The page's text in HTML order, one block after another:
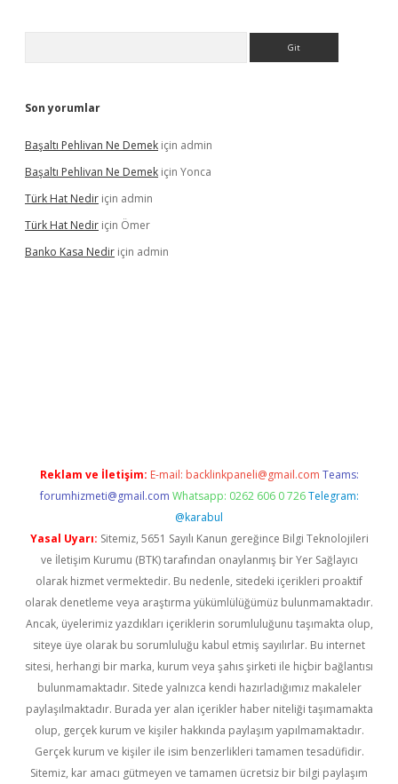
Son yorumlar
Başaltı Pehlivan Ne Demek için admin
Başaltı Pehlivan Ne Demek için Yonca
Türk Hat Nedir için admin
Türk Hat Nedir için Ömer
Banko Kasa Nedir için admin
Reklam ve İletişim: E-mail: backlinkpaneli@gmail.com Teams:
forumhizmeti@gmail.com Whatsapp: 0262 606 0 726 Telegram:
@karabul
Yasal Uyarı: Sitemiz, 5651 Sayılı Kanun gereğince Bilgi Teknolojileri
ve İletişim Kurumu (BTK) tarafından onaylanmış bir Yer Sağlayıcı
olarak hizmet vermektedir. Bu nedenle, sitedeki içerikleri proaktif
olarak denetleme veya araştırma yükümlülüğümüz bulunmamaktadır.
Ancak, üyelerimiz yazdıkları içeriklerin sorumluluğunu taşımakta olup,
siteye üye olarak bu sorumluluğu kabul etmiş sayılırlar. Bu internet
sitesi, herhangi bir marka, kurum veya şahıs şirketi ile hiçbir bağlantısı
bulunmamaktadır. Sitede yalnızca kendi hazırladığımız makaleler
paylaşılmaktadır. Burada yer alan içerikler haber niteliği taşımamakta
olup, gerçek kurum ve kişiler hakkında paylaşım yapılmamaktadır.
Gerçek kurum ve kişiler ile isim benzerlikleri tamamen tesadüfidir.
Sitemiz, kar amacı gütmeyen ve tamamen ücretsiz bir bilgi paylaşım